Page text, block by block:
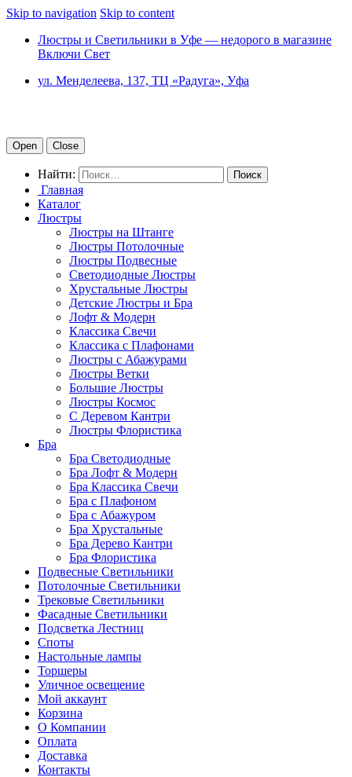
Skip to navigation Skip to content
Люстры и Светильники в Уфе — недорого в магазине
Включи Свет
ул. Менделеева, 137, ТЦ «Радуга», Уфа
Open Close
Найти:
Главная
Каталог
Люстры
Люстры на Штанге
Люстры Потолочные
Люстры Подвесные
Светодиодные Люстры
Хрустальные Люстры
Детские Люстры и Бра
Лофт & Модерн
Классика Свечи
Классика с Плафонами
Люстры с Абажурами
Люстры Ветки
Большие Люстры
Люстры Космос
С Деревом Кантри
Люстры Флористика
Бра
Бра Светодиодные
Бра Лофт & Модерн
Бра Классика Свечи
Бра с Плафоном
Бра с Абажуром
Бра Хрустальные
Бра Дерево Кантри
Бра Флористика
Подвесные Светильники
Потолочные Светильники
Трековые Светильники
Фасадные Светильники
Подсветка Лестниц
Споты
Настольные лампы
Торшеры
Уличное освещение
Мой аккаунт
Корзина
О Компании
Оплата
Доставка
Контакты